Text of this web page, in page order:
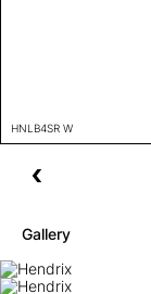
HNLB4SR W
Gallery